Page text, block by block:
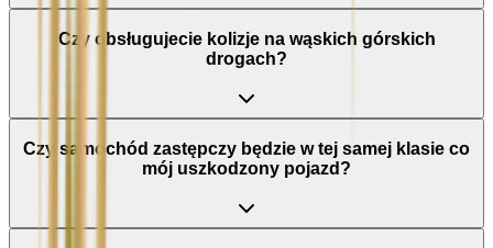
Czy obsługujecie kolizje na wąskich górskich
drogach?
Czy samochód zastępczy będzie w tej samej klasie co
mój uszkodzony pojazd?